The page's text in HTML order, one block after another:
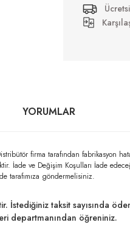
YORUMLAR
firma tarafından fabrikasyon
İade ve Değişim Koşulları İade
tarafımıza göndermelisiniz.
İstediğiniz taksit sayısında
departmanından öğreniniz.